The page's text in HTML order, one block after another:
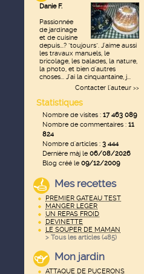
Danie F.
Passionnée
de jardinage
et de cuisine
depuis...? "toujours". J'aime aussi
les travaux manuels, le
bricolage, les balades, la nature,
la photo, et bien d'autres
choses... J'ai la cinquantaine, j...
Contacter l'auteur >>
Statistiques
Nombre de visites : 17 463 089
Nombre de commentaires : 11
824
Nombre d'articles : 3 444
Dernière màj le06/08/2026
Blog créé le09/12/2009
Mes recettes
PREMIER GATEAU TEST
MANGER LEGER
UN REPAS FROID
DEVINETTE
LE SOUPER DE MAMAN
> Tous les articles (485)
Mon jardin
ATTAQUE DE PUCERONS